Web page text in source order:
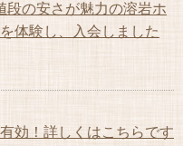
の安さが魅力の溶岩ホ
体験し、入会しました
効！詳しくはこちらです